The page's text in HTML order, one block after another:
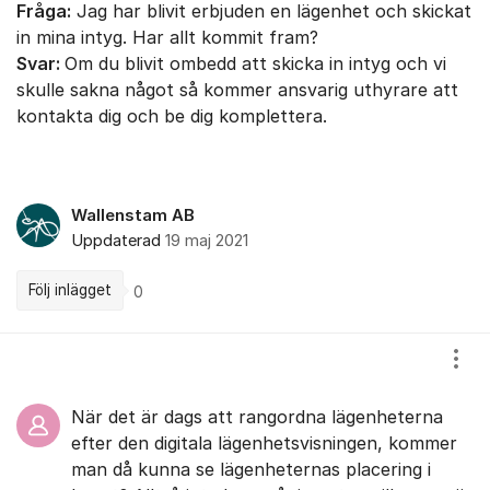
Fråga: Jag har blivit erbjuden en lägenhet och skickat
in mina intyg. Har allt kommit fram?
Svar: Om du blivit ombedd att skicka in intyg och vi
skulle sakna något så kommer ansvarig uthyrare att
kontakta dig och be dig komplettera.
Wallenstam AB
Uppdaterad 19 maj 2021
Följ inlägget 0
När det är dags att rangordna lägenheterna
efter den digitala lägenhetsvisningen, kommer
man då kunna se lägenheternas placering i